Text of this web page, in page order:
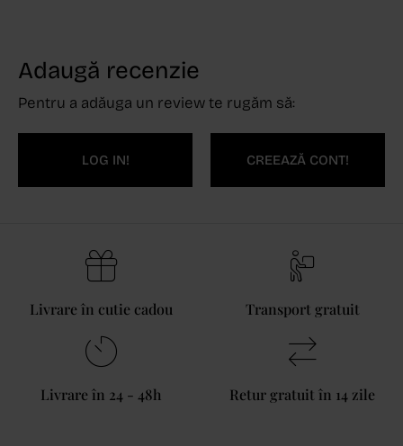
Adaugă recenzie
Pentru a adăuga un review te rugăm să:
LOG IN! CREEAZĂ CONT!
Livrare în cutie cadou Transport gratuit
Livrare în 24 - 48h Retur gratuit în 14 zile